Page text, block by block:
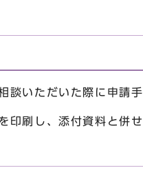
いただいた際に申請
刷し、添付資料と併